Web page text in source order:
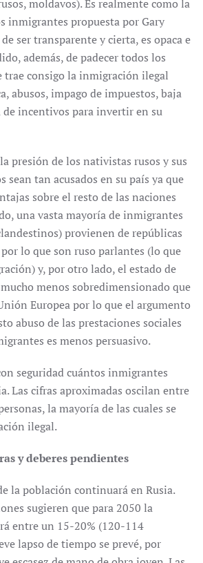
moldavos). Es realmente como la
inmigrantes propuesta por Gary
ser transparente y cierta, es opaca e
además, de padecer todos los
trae consigo la inmigración ilegal
abusos, impago de impuestos, baja
incentivos para invertir en su
presión de los nativistas rusos y sus
sean tan acusados en su país ya que
sobre el resto de las naciones
una vasta mayoría de inmigrantes
provienen de repúblicas
lo que son ruso parlantes (lo que
y, por otro lado, el estado de
menos sobredimensionado que
Europea por lo que el argumento
abuso de las prestaciones sociales
es menos persuasivo.
seguridad cuántos inmigrantes
Las cifras aproximadas oscilan entre
la mayoría de las cuales se
ilegal.
y deberes pendientes
la población continuará en Rusia.
sugieren que para 2050 la
entre un 15-20% (120-114
lapso de tiempo se prevé, por